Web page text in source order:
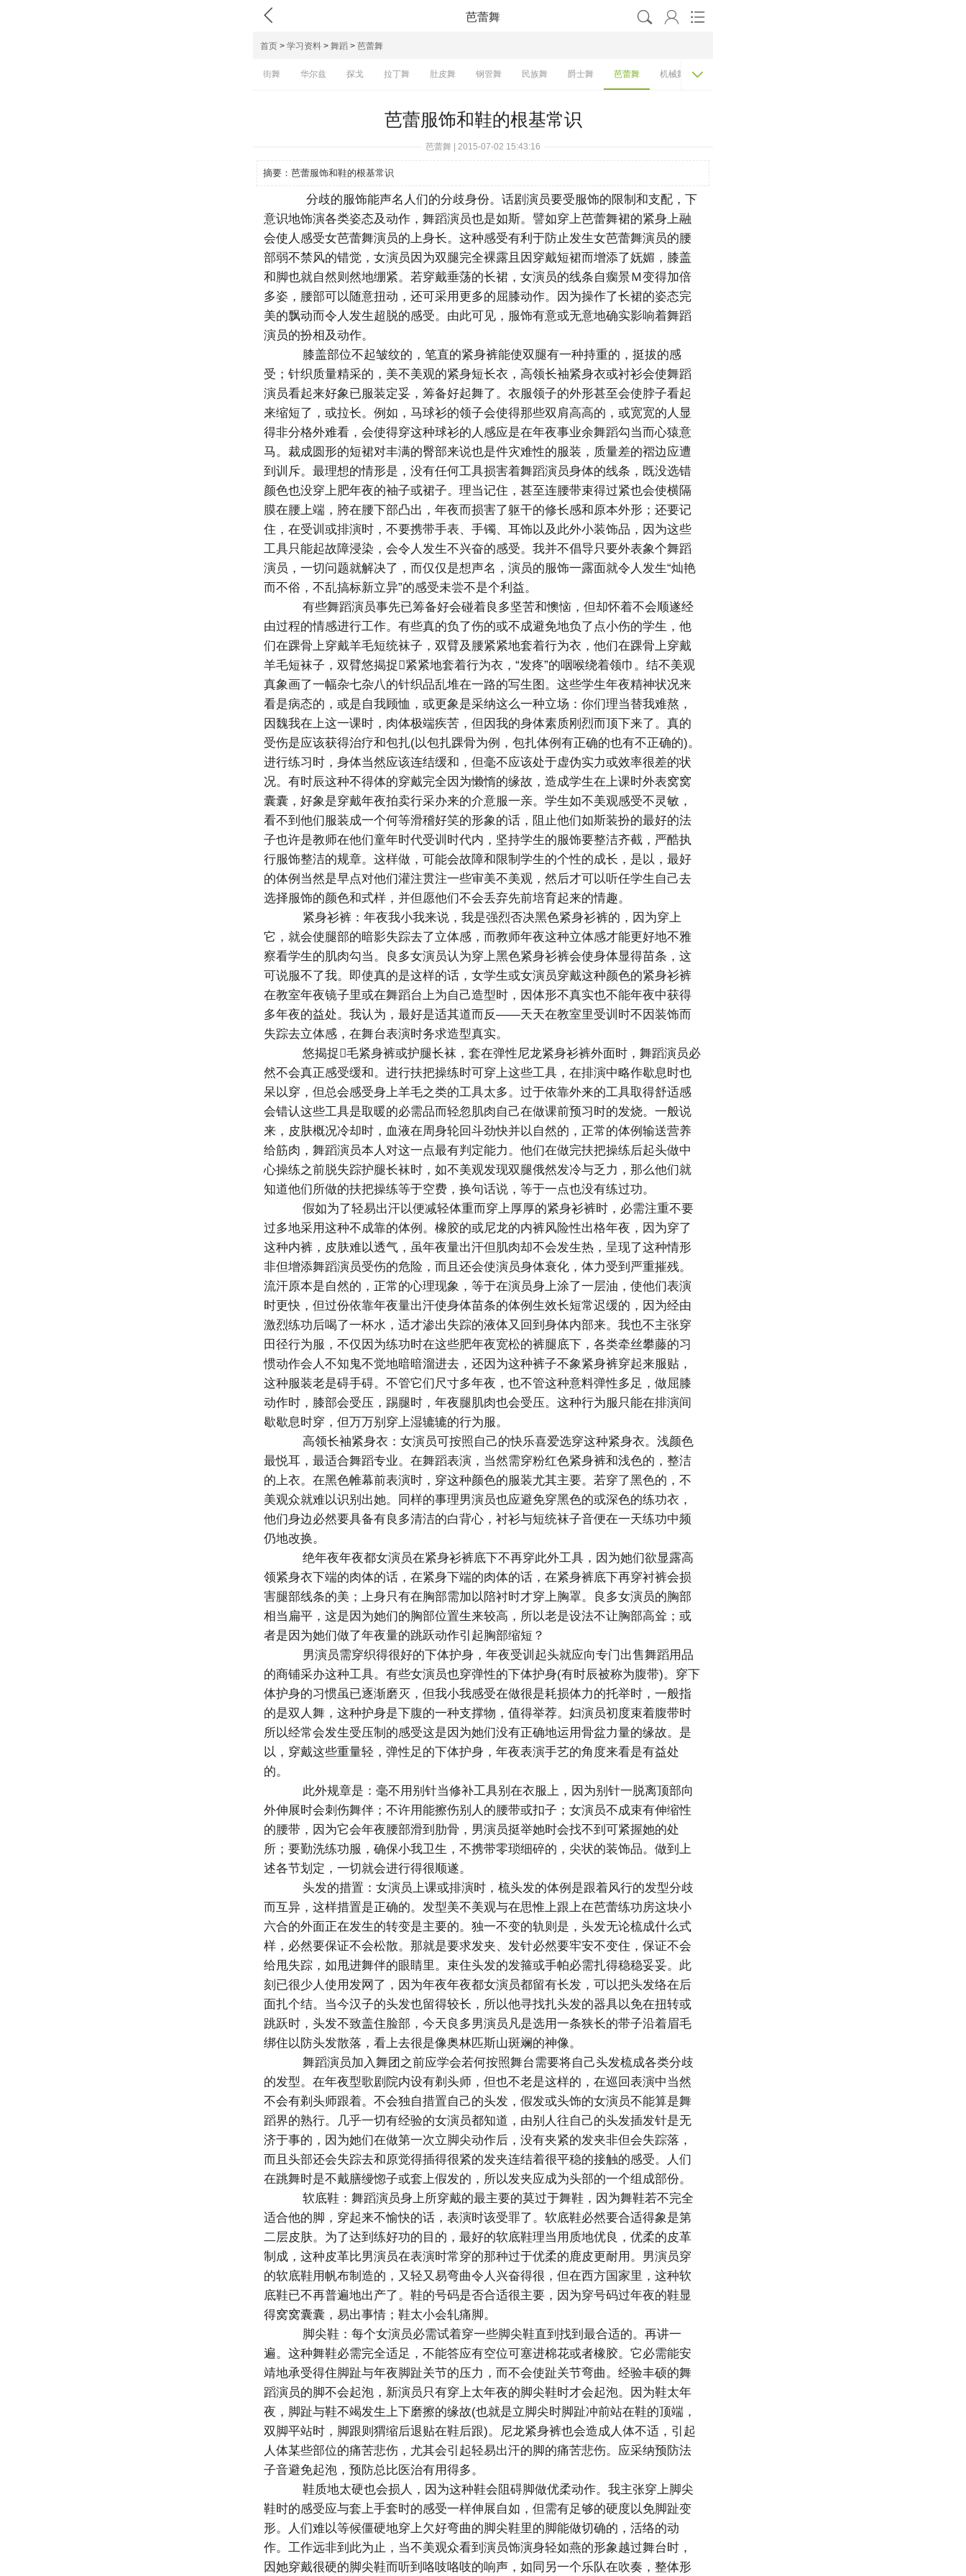
 芭蕾舞   
首页 > 学习资料 > 舞蹈 > 芭蕾舞
街舞 华尔兹 探戈 拉丁舞 肚皮舞 钢管舞 民族舞 爵士舞 芭蕾舞 机械舞 
芭蕾服饰和鞋的根基常识
芭蕾舞 | 2015-07-02 15:43:16
摘要： 芭蕾服饰和鞋的根基常识
分歧的服饰能声名人们的分歧身份。话剧演员要受服饰的限制和支配，下
意识地饰演各类姿态及动作，舞蹈演员也是如斯。譬如穿上芭蕾舞裙的紧身上融
会使人感受女芭蕾舞演员的上身长。这种感受有利于防止发生女芭蕾舞演员的腰
部弱不禁风的错觉，女演员因为双腿完全裸露且因穿戴短裙而增添了妩媚，膝盖
和脚也就自然则然地绷紧。若穿戴垂荡的长裙，女演员的线条自瘸景Ｍ变得加倍
多姿，腰部可以随意扭动，还可采用更多的屈膝动作。因为操作了长裙的姿态完
美的飘动而令人发生超脱的感受。由此可见，服饰有意或无意地确实影响着舞蹈
演员的扮相及动作。
膝盖部位不起皱纹的，笔直的紧身裤能使双腿有一种持重的，挺拔的感
受；针织质量精采的，美不美观的紧身短长衣，高领长袖紧身衣或衬衫会使舞蹈
演员看起来好象已服装定妥，筹备好起舞了。衣服领子的外形甚至会使脖子看起
来缩短了，或拉长。例如，马球衫的领子会使得那些双肩高高的，或宽宽的人显
得非分格外难看，会使得穿这种球衫的人感应是在年夜事业余舞蹈勾当而心猿意
马。裁成圆形的短裙对丰满的臀部来说也是件灾难性的服装，质量差的褶边应遭
到训斥。最理想的情形是，没有任何工具损害着舞蹈演员身体的线条，既没选错
颜色也没穿上肥年夜的袖子或裙子。理当记住，甚至连腰带束得过紧也会使横隔
膜在腰上端，胯在腰下部凸出，年夜而损害了躯干的修长感和原本外形；还要记
住，在受训或排演时，不要携带手表、手镯、耳饰以及此外小装饰品，因为这些
工具只能起故障浸染，会令人发生不兴奋的感受。我并不倡导只要外表象个舞蹈
演员，一切问题就解决了，而仅仅是想声名，演员的服饰一露面就令人发生“灿艳
而不俗，不乱搞标新立异”的感受未尝不是个利益。
有些舞蹈演员事先已筹备好会碰着良多坚苦和懊恼，但却怀着不会顺遂经
由过程的情感进行工作。有些真的负了伤的或不成避免地负了点小伤的学生，他
们在踝骨上穿戴羊毛短统袜子，双臂及腰紧紧地套着行为衣，他们在踝骨上穿戴
羊毛短袜子，双臂悠揭捉紧紧地套着行为衣，“发疼”的咽喉绕着领巾。结不美观
真象画了一幅杂七杂八的针织品乱堆在一路的写生图。这些学生年夜精神状况来
看是病态的，或是自我顾恤，或更象是采纳这么一种立场：你们理当替我难熬，
因魏我在上这一课时，肉体极端疾苦，但因我的身体素质刚烈而顶下来了。真的
受伤是应该获得治疗和包扎(以包扎踝骨为例，包扎体例有正确的也有不正确的)。
进行练习时，身体当然应该连结缓和，但毫不应该处于虚伪实力或效率很差的状
况。有时辰这种不得体的穿戴完全因为懒惰的缘故，造成学生在上课时外表窝窝
囊囊，好象是穿戴年夜拍卖行采办来的介意服一亲。学生如不美观感受不灵敏，
看不到他们服装成一个何等滑稽好笑的形象的话，阻止他们如斯装扮的最好的法
子也许是教师在他们童年时代受训时代内，坚持学生的服饰要整洁齐截，严酷执
行服饰整洁的规章。这样做，可能会故障和限制学生的个性的成长，是以，最好
的体例当然是早点对他们灌注贯注一些审美不美观，然后才可以听任学生自己去
选择服饰的颜色和式样，并但愿他们不会丢弃先前培育起来的情趣。
紧身衫裤：年夜我小我来说，我是强烈否决黑色紧身衫裤的，因为穿上
它，就会使腿部的暗影失踪去了立体感，而教师年夜这种立体感才能更好地不雅
察看学生的肌肉勾当。良多女演员认为穿上黑色紧身衫裤会使身体显得苗条，这
可说服不了我。即使真的是这样的话，女学生或女演员穿戴这种颜色的紧身衫裤
在教室年夜镜子里或在舞蹈台上为自己造型时，因体形不真实也不能年夜中获得
多年夜的益处。我认为，最好是适其道而反――天天在教室里受训时不因装饰而
失踪去立体感，在舞台表演时务求造型真实。
悠揭捉毛紧身裤或护腿长袜，套在弹性尼龙紧身衫裤外面时，舞蹈演员必
然不会真正感受缓和。进行扶把操练时可穿上这些工具，在排演中略作歇息时也
呆以穿，但总会感受身上羊毛之类的工具太多。过于依靠外来的工具取得舒适感
会错认这些工具是取暖的必需品而轻忽肌肉自己在做课前预习时的发烧。一般说
来，皮肤概况冷却时，血液在周身轮回斗劲快并以自然的，正常的体例输送营养
给筋肉，舞蹈演员本人对这一点最有判定能力。他们在做完扶把操练后起头做中
心操练之前脱失踪护腿长袜时，如不美观发现双腿俄然发冷与乏力，那么他们就
知道他们所做的扶把操练等于空费，换句话说，等于一点也没有练过功。
假如为了轻易出汗以便减轻体重而穿上厚厚的紧身衫裤时，必需注重不要
过多地采用这种不成靠的体例。橡胶的或尼龙的内裤风险性出格年夜，因为穿了
这种内裤，皮肤难以透气，虽年夜量出汗但肌肉却不会发生热，呈现了这种情形
非但增添舞蹈演员受伤的危险，而且还会使演员身体衰化，体力受到严重摧残。
流汗原本是自然的，正常的心理现象，等于在演员身上涂了一层油，使他们表演
时更快，但过份依靠年夜量出汗使身体苗条的体例生效长短常迟缓的，因为经由
激烈练功后喝了一杯水，适才渗出失踪的液体又回到身体内部来。我也不主张穿
田径行为服，不仅因为练功时在这些肥年夜宽松的裤腿底下，各类牵丝攀藤的习
惯动作会人不知鬼不觉地暗暗溜进去，还因为这种裤子不象紧身裤穿起来服贴，
这种服装老是碍手碍。不管它们尺寸多年夜，也不管这种意料弹性多足，做屈膝
动作时，膝部会受压，踢腿时，年夜腿肌肉也会受压。这种行为服只能在排演间
歇歇息时穿，但万万别穿上湿辘辘的行为服。
高领长袖紧身衣：女演员可按照自己的快乐喜爱选穿这种紧身衣。浅颜色
最悦耳，最适合舞蹈专业。在舞蹈表演，当然需穿粉红色紧身裤和浅色的，整洁
的上衣。在黑色帷幕前表演时，穿这种颜色的服装尤其主要。若穿了黑色的，不
美观众就难以识别出她。同样的事理男演员也应避免穿黑色的或深色的练功衣，
他们身边必然要具备有良多清洁的白背心，衬衫与短统袜子音便在一天练功中频
仍地改换。
绝年夜年夜都女演员在紧身衫裤底下不再穿此外工具，因为她们欲显露高
领紧身衣下端的肉体的话，在紧身下端的肉体的话，在紧身裤底下再穿衬裤会损
害腿部线条的美；上身只有在胸部需加以陪衬时才穿上胸罩。良多女演员的胸部
相当扁平，这是因为她们的胸部位置生来较高，所以老是设法不让胸部高耸；或
者是因为她们做了年夜量的跳跃动作引起胸部缩短？
男演员需穿织得很好的下体护身，年夜受训起头就应向专门出售舞蹈用品
的商铺采办这种工具。有些女演员也穿弹性的下体护身(有时辰被称为腹带)。穿下
体护身的习惯虽已逐渐磨灭，但我小我感受在做很是耗损体力的托举时，一般指
的是双人舞，这种护身是下腹的一种支撑物，值得举荐。妇演员初度束着腹带时
所以经常会发生受压制的感受这是因为她们没有正确地运用骨盆力量的缘故。是
以，穿戴这些重量轻，弹性足的下体护身，年夜表演手艺的角度来看是有益处
的。
此外规章是：毫不用别针当修补工具别在衣服上，因为别针一脱离顶部向
外伸展时会刺伤舞伴；不许用能擦伤别人的腰带或扣子；女演员不成束有伸缩性
的腰带，因为它会年夜腰部滑到肋骨，男演员挺举她时会找不到可紧握她的处
所；要勤洗练功服，确保小我卫生，不携带零琐细碎的，尖状的装饰品。做到上
述各节划定，一切就会进行得很顺遂。
头发的措置：女演员上课或排演时，梳头发的体例是跟着风行的发型分歧
而互异，这样措置是正确的。发型美不美观与在思惟上跟上在芭蕾练功房这块小
六合的外面正在发生的转变是主要的。独一不变的轨则是，头发无论梳成什么式
样，必然要保证不会松散。那就是要求发夹、发针必然要牢安不变住，保证不会
给甩失踪，如甩进舞伴的眼睛里。束住头发的发箍或手帕必需扎得稳稳妥妥。此
刻已很少人使用发网了，因为年夜年夜都女演员都留有长发，可以把头发络在后
面扎个结。当今汉子的头发也留得较长，所以他寻找扎头发的器具以免在扭转或
跳跃时，头发不致盖住脸部，今天良多男演员凡是选用一条狭长的带子沿着眉毛
绑住以防头发散落，看上去很是像奥林匹斯山斑斓的神像。
舞蹈演员加入舞团之前应学会若何按照舞台需要将自己头发梳成各类分歧
的发型。在年夜型歌剧院内设有剃头师，但也不老是这样的，在巡回表演中当然
不会有剃头师跟着。不会独自措置自己的头发，假发或头饰的女演员不能算是舞
蹈界的熟行。几乎一切有经验的女演员都知道，由别人往自己的头发插发针是无
济于事的，因为她们在做第一次立脚尖动作后，没有夹紧的发夹非但会失踪落，
而且头部还会失踪去和原觉得插得很紧的发夹连结着很平稳的接触的感受。人们
在跳舞时是不戴膳缦惚子或套上假发的，所以发夹应成为头部的一个组成部份。
软底鞋：舞蹈演员身上所穿戴的最主要的莫过于舞鞋，因为舞鞋若不完全
适合他的脚，穿起来不愉快的话，表演时该受罪了。软底鞋必然要合适得象是第
二层皮肤。为了达到练好功的目的，最好的软底鞋理当用质地优良，优柔的皮革
制成，这种皮革比男演员在表演时常穿的那种过于优柔的鹿皮更耐用。男演员穿
的软底鞋用帆布制造的，又轻又易弯曲令人兴奋得很，但在西方国家里，这种软
底鞋已不再普遍地出产了。鞋的号码是否合适很主要，因为穿号码过年夜的鞋显
得窝窝囊囊，易出事情；鞋太小会轧痛脚。
脚尖鞋：每个女演员必需试着穿一些脚尖鞋直到找到最合适的。再讲一
遍。这种舞鞋必需完全适足，不能答应有空位可塞进棉花或者橡胶。它必需能安
靖地承受得住脚趾与年夜脚趾关节的压力，而不会使趾关节弯曲。经验丰硕的舞
蹈演员的脚不会起泡，新演员只有穿上太年夜的脚尖鞋时才会起泡。因为鞋太年
夜，脚趾与鞋不竭发生上下磨擦的缘故(也就是立脚尖时脚趾冲前站在鞋的顶端，
双脚平站时，脚跟则猬缩后退贴在鞋后跟)。尼龙紧身裤也会造成人体不适，引起
人体某些部位的痛苦悲伤，尤其会引起轻易出汗的脚的痛苦悲伤。应采纳预防法
子音避免起泡，预防总比医治有用得多。
鞋质地太硬也会损人，因为这种鞋会阻碍脚做优柔动作。我主张穿上脚尖
鞋时的感受应与套上手套时的感受一样伸展自如，但需有足够的硬度以免脚趾变
形。人们难以等候僵硬地穿上欠好弯曲的脚尖鞋里的脚能做切确的，活络的动
作。工作远非到此为止，当不美观众看到演员饰演身轻如燕的形象越过舞台时，
因她穿戴很硬的脚尖鞋而听到咯吱咯吱的响声，如同另一个乐队在吹奏，整体形